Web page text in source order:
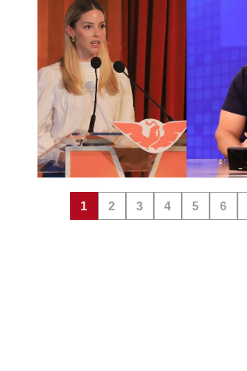
1 2 3 4 5 6